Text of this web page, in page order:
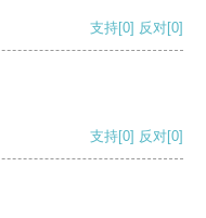
支持[0] 反对[0]
支持[0] 反对[0]